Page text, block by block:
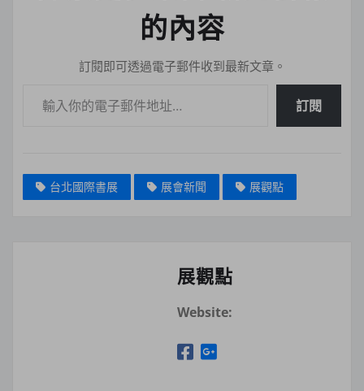
的內容
訂閱即可透過電子郵件收到最新文章。
訂閱
台北國際書展 展會新聞 展觀點
展觀點
Website: